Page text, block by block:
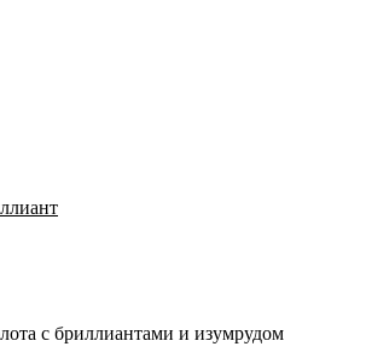
с бриллиантами и изумрудом